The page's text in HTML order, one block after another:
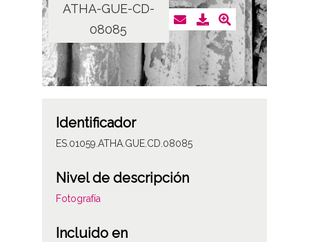
ATHA-GUE-CD-
08085
Identificador
ES.01059.ATHA.GUE.CD.08085
Nivel de descripción
Fotografía
Incluido en